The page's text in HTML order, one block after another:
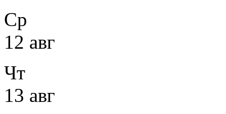
Ср
12 авг
Чт
13 авг